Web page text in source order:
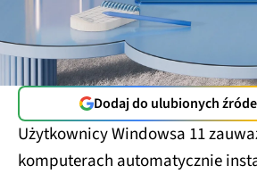
Dodaj do ulubionych
Użytkownicy Windowsa 11
komputerach automatycznie